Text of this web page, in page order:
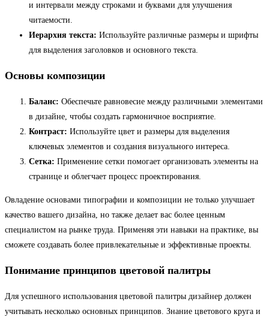
и интервали между строками и буквами для улучшения
читаемости.
Иерархия текста: Используйте различные размеры и шрифты
для выделения заголовков и основного текста.
Основы композиции
Баланс: Обеспечьте равновесие между различными элементами
в дизайне, чтобы создать гармоничное восприятие.
Контраст: Используйте цвет и размеры для выделения
ключевых элементов и создания визуального интереса.
Сетка: Применение сетки помогает организовать элементы на
странице и облегчает процесс проектирования.
Овладение основами типографии и композиции не только улучшает
качество вашего дизайна, но также делает вас более ценным
специалистом на рынке труда. Применяя эти навыки на практике, вы
сможете создавать более привлекательные и эффективные проекты.
Понимание принципов цветовой палитры
Для успешного использования цветовой палитры дизайнер должен
учитывать несколько основных принципов. Знание цветового круга и